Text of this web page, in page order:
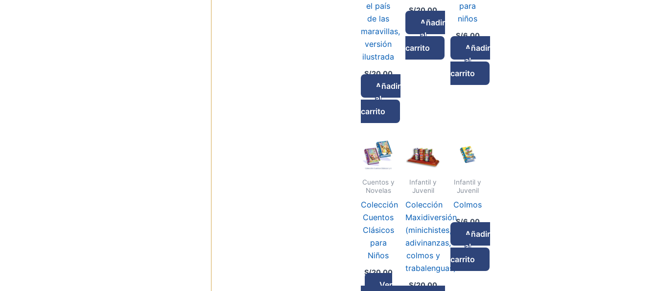
el país
de las
maravillas,
versión
ilustrada
S/20.00
Añadir
al
carrito
S/20.00
Añadir
al
carrito
para
niños
S/6.00
Añadir
al
carrito
Cuentos y
Novelas
Colección
Cuentos
Clásicos
para
Niños
S/20.00
Ver
Infantil y
Juvenil
Colección
Maxidiversión
(minichistes,
adivinanzas,
colmos y
trabalenguas)
S/20.00
Infantil y
Juvenil
Colmos
S/6.00
Añadir
al
carrito